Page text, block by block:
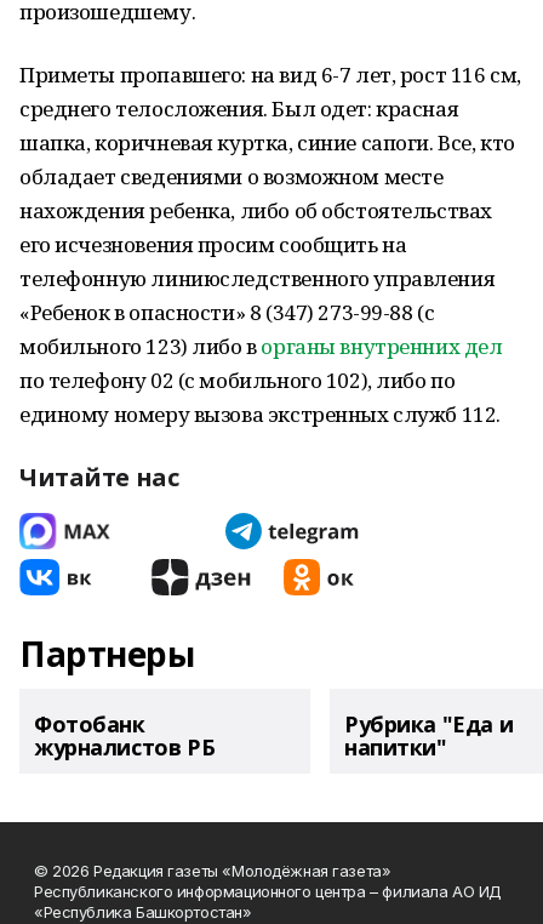
произошедшему.
Приметы пропавшего: на вид 6-7 лет, рост 116 см,
среднего телосложения. Был одет: красная
шапка, коричневая куртка, синие сапоги. Все, кто
обладает сведениями о возможном месте
нахождения ребенка, либо об обстоятельствах
его исчезновения просим сообщить на
телефонную линиюследственного управления
«Ребенок в опасности» 8 (347) 273-99-88 (с
мобильного 123) либо ворганы внутренних дел
по телефону 02 (с мобильного 102), либо по
единому номеру вызова экстренных служб 112.
Читайте нас
Партнеры
Фотобанк
журналистов РБ
Рубрика "Еда и
напитки"
© 2026 Редакция газеты «Молодёжная газета»
Республиканского информационного центра – филиала АО ИД
«Республика Башкортостан»